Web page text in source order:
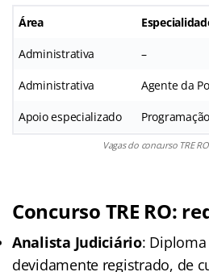
Área
Administrativa –
Administrativa Agente da
Apoio especializado
Vagas do concurso TRE
Concurso TRE RO:
Analista Judiciário:
devidamente registrado, de